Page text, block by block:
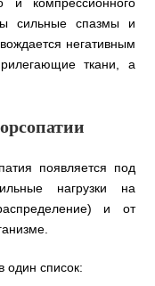
и компрессионного
сильные спазмы и
негативным
ткани, а
появляется под
нагрузки на
и от
один список: